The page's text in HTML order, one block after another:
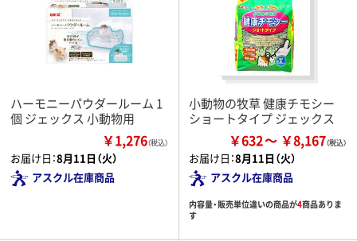
ハーモニーパウダールーム 1
個 ジェックス 小動物用
￥1,276（税込）
お届け日：8月11日（火）
アスクル在庫商品
小動物の牧草 健康チモシー
ショートタイプ ジェックス
￥632 ￥8,167
お届け日：8月11日（火）
アスクル在庫商品
内容量・販売単位違いの商品が4商品ありま
す